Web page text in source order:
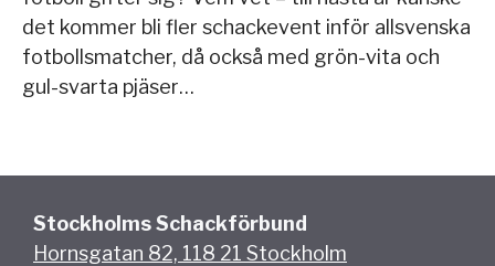
det kommer bli fler schackevent inför allsvenska
fotbollsmatcher, då också med grön-vita och
gul-svarta pjäser…
Stockholms Schackförbund
Hornsgatan 82, 118 21 Stockholm